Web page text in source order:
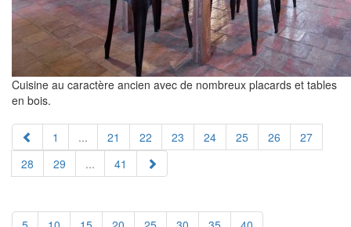
Cuisine au caractère ancien avec de nombreux placards et tables
en bois.
1 ... 21 22 23 24 25 26
27
28
29 ... 41